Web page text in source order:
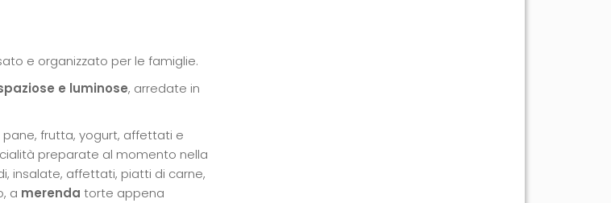
e organizzato per le famiglie.
e luminose, arredate in
frutta, yogurt, affettati e
preparate al momento nella
insalate, affettati, piatti di carne,
a merenda torte appena